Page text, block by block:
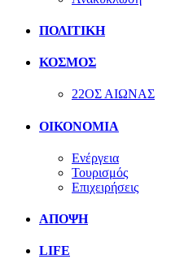
ΠΟΛΙΤΙΚΗ
ΚΟΣΜΟΣ
22ΟΣ ΑΙΩΝΑΣ
ΟΙΚΟΝΟΜΙΑ
Ενέργεια
Τουρισμός
Επιχειρήσεις
ΑΠΟΨΗ
LIFE